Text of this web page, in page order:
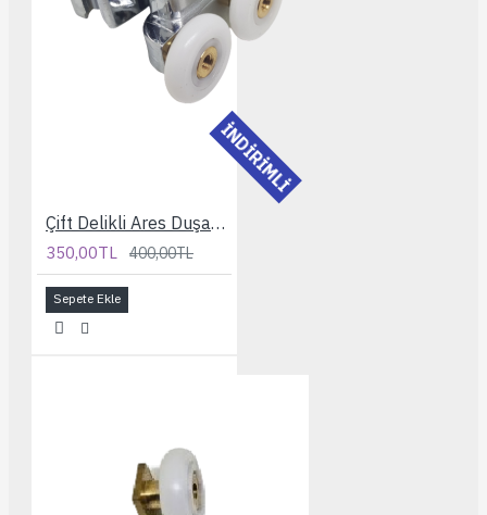
İNDİRİMLİ
Çift Delikli Ares Duşakabin Rulmanı
350,00TL 400,00TL
Sepete Ekle